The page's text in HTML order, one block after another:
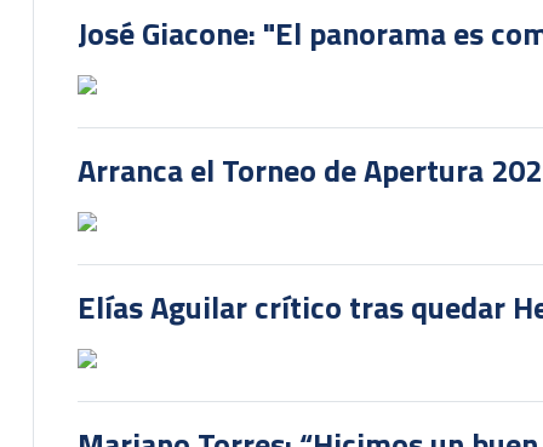
José Giacone: "El panorama es
Arranca el Torneo de Apertura
Elías Aguilar crítico tras quedar